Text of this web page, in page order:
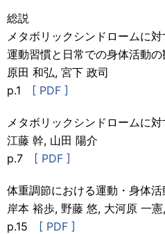
総説
メタボリックシンドロームに
運動習慣と日常での身体活動
原田 和弘, 宮下 政司
p.1
[ PDF ]
メタボリックシンドロームに
江藤 幹, 山田 陽介
p.7
[ PDF ]
体重調節における運動・身体
岸本 裕歩, 野藤 悠, 大河原 一
p.15
[ PDF ]